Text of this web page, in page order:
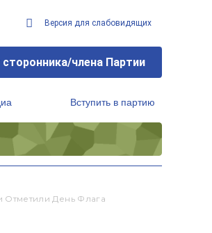
Версия для слабовидящих
члена Партии
Вступить в партию
Отметили День Флага